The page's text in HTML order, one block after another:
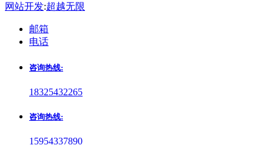
网站开发:超越无限
邮箱
电话
咨询热线:
18325432265
咨询热线:
15954337890